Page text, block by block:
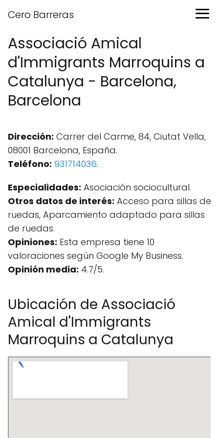
Cero Barreras
Associació Amical
d'Immigrants Marroquins a
Catalunya - Barcelona,
Barcelona
Dirección: Carrer del Carme, 84, Ciutat Vella,
08001 Barcelona, España.
Teléfono: 931714036.
Especialidades: Asociación sociocultural.
Otros datos de interés: Acceso para sillas de
ruedas, Aparcamiento adaptado para sillas
de ruedas.
Opiniones: Esta empresa tiene 10
valoraciones según Google My Business.
Opinión media: 4.7/5.
Ubicación de Associació
Amical d'Immigrants
Marroquins a Catalunya